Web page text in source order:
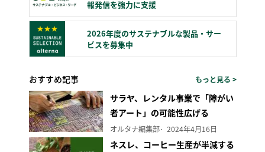
報発信を強力に支援
2026年度のサステナブルな製品・サー
ビスを募集中
おすすめ記事 もっと見る >
サラヤ、レンタル事業で「障がい
者アート」の可能性広げる
オルタナ編集部 2024年4月16日
ネスレ、コーヒー生産が半減する